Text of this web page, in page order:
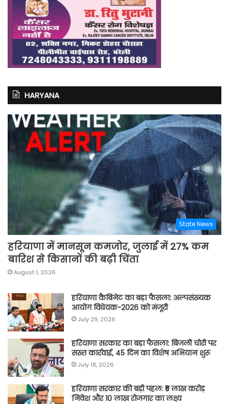
HARYANA
State News
हरियाणा में मानसून कमजोर, जुलाई में 27% कम
बारिश से किसानों की बढ़ी चिंता
August 1, 2026
हरियाणा कैबिनेट का बड़ा फैसला: अल्पसंख्यक
आयोग विधेयक-2026 को मंजूरी
July 29, 2026
हरियाणा सरकार का बड़ा फैसला: बिजली चोरी पर
सख्त कार्रवाई, 45 दिन का विशेष अभियान शुरू
July 18, 2026
हरियाणा सरकार की बड़ी पहल: ₹5 लाख करोड़
निवेश और 10 लाख रोजगार का लक्ष्य